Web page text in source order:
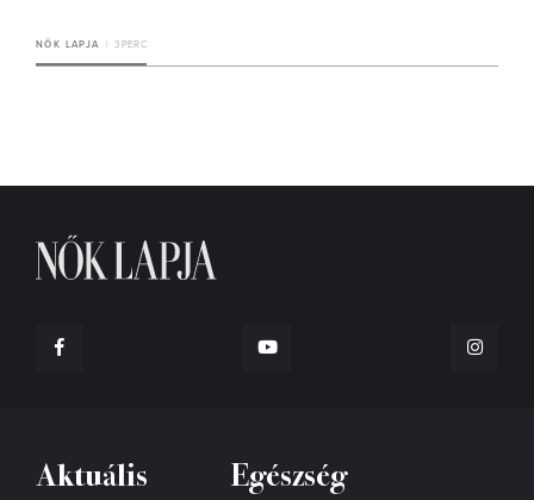
NŐK LAPJA 3 PERC
Aktuális Egészség